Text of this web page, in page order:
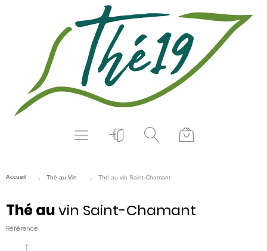
Thé auvin Saint-Chamant
Référence